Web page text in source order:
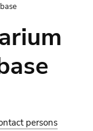
persons